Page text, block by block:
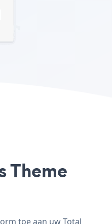
Theme
toe aan uw Total